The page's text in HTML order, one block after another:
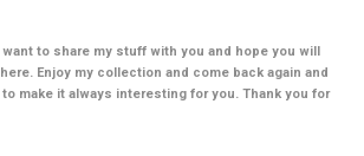
to share my stuff with you and hope you will
Enjoy my collection and come back again and
make it always interesting for you. Thank you for